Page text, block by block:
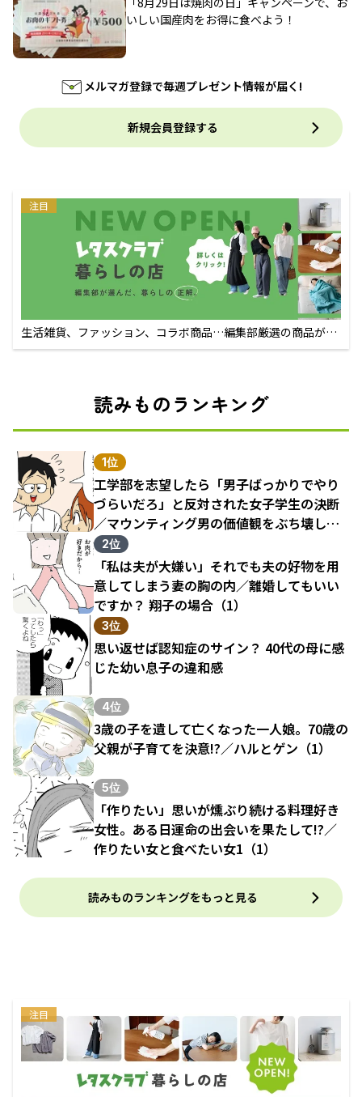
いしい国産肉をお得に食べよう！
メルマガ登録で毎週プレゼント情報が届く!
新規会員登録する
注目
生活雑貨、ファッション、コラボ商品…編集部厳選の商品が買
えるECサイト
読みものランキング
1位
工学部を志望したら「男子ばっかりでやり
づらいだろ」と反対された女子学生の決断
／マウンティング男の価値観をぶち壊した
結果（1）
2位
「私は夫が大嫌い」それでも夫の好物を用
意してしまう妻の胸の内／離婚してもいい
ですか？ 翔子の場合（1）
3位
思い返せば認知症のサイン？ 40代の母に感
じた幼い息子の違和感
4位
3歳の子を遺して亡くなった一人娘。70歳の
父親が子育てを決意!?／ハルとゲン（1）
5位
「作りたい」思いが燻ぶり続ける料理好き
女性。ある日運命の出会いを果たして!?／
作りたい女と食べたい女1（1）
読みものランキングをもっと見る
注目